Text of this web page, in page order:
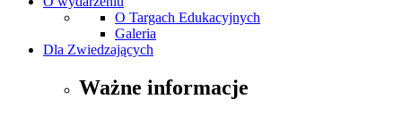
O Targach Edukacyjnych
Galeria
Dla Zwiedzających
Ważne informacje